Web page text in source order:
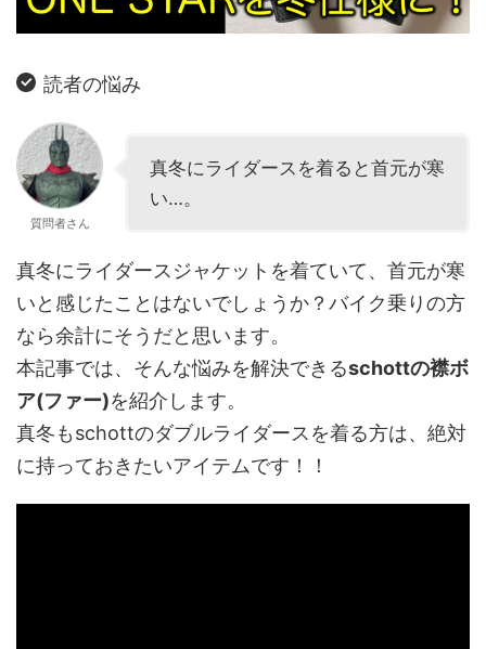
読者の悩み
質問者さん
真冬にライダースを着ると首元が寒
い…。
真冬にライダースジャケットを着ていて、首元が寒
いと感じたことはないでしょうか？バイク乗りの方
なら余計にそうだと思います。
本記事では、そんな悩みを解決できるschottの襟ボ
ア(ファー)を紹介します。
真冬もschottのダブルライダースを着る方は、絶対
に持っておきたいアイテムです！！